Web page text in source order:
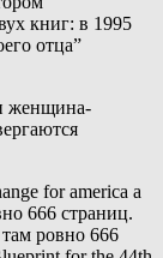
книг: в 1995
отца”
женщина-
for america a
666 страниц.
ровно 666